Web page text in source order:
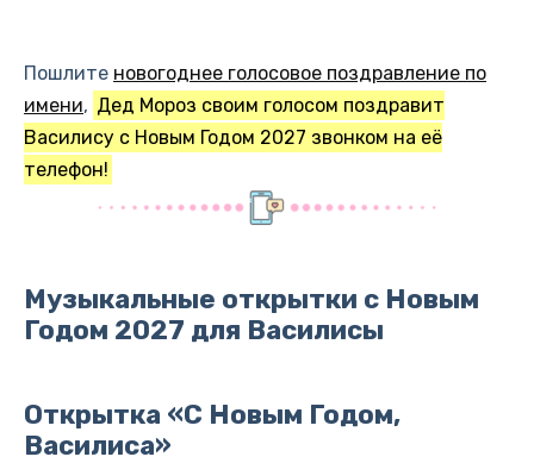
Пошлите новогоднее голосовое поздравление по
имени, Дед Мороз своим голосом поздравит
Василису с Новым Годом 2027 звонком на её
телефон!
Музыкальные открытки с Новым
Годом 2027 для Василисы
Открытка «С Новым Годом,
Василиса»